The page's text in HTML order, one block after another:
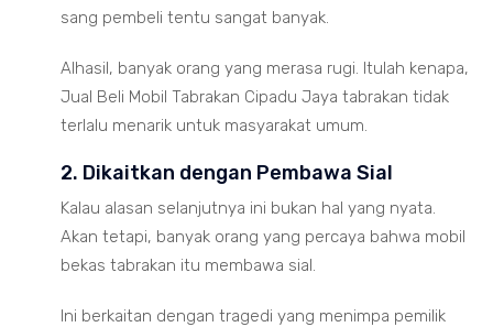
sang pembeli tentu sangat banyak.
Alhasil, banyak orang yang merasa rugi. Itulah kenapa,
Jual Beli Mobil Tabrakan Cipadu Jaya tabrakan tidak
terlalu menarik untuk masyarakat umum.
2. Dikaitkan dengan Pembawa Sial
Kalau alasan selanjutnya ini bukan hal yang nyata.
Akan tetapi, banyak orang yang percaya bahwa mobil
bekas tabrakan itu membawa sial.
Ini berkaitan dengan tragedi yang menimpa pemilik